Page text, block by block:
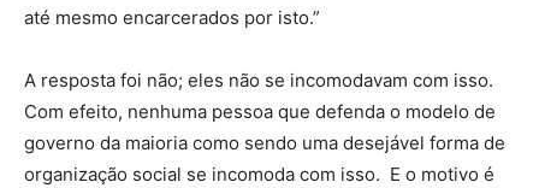
até mesmo encarcerados por isto.”
A resposta foi não; eles não se incomodavam com isso.
Com efeito, nenhuma pessoa que defenda o modelo de
governo da maioria como sendo uma desejável forma de
organização social se incomoda com isso. E o motivo é